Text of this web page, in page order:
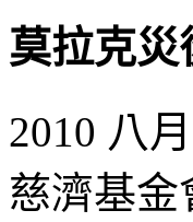
莫拉克災
2010 八
慈濟基金